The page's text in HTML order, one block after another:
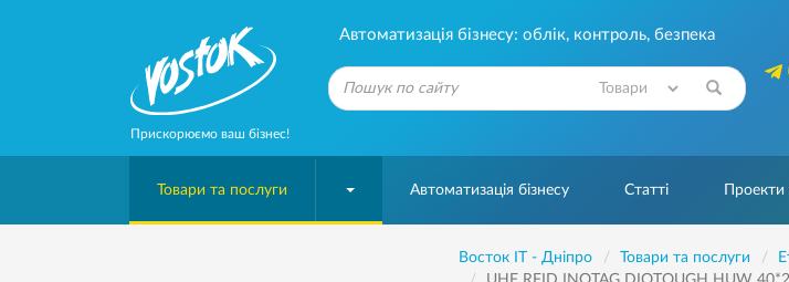
Прискорюємо ваш бізнес!
Автоматизація бізнесу: облік, контроль, безпека
Товари та послуги Автоматизація бізнесу Статті
Восток IT - Дніпро Товари та послуги